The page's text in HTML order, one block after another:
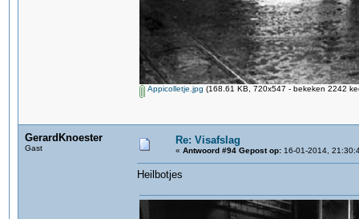
Appicolletje.jpg (168.61 KB, 720x547 - bekeken 2242
GerardKnoester
Gast
Re: Visafslag
« Antwoord #94 Gepost op:16-01-2014,
Heilbotjes